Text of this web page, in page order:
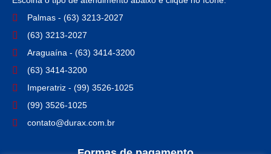
Palmas - (63) 3213-2027
(63) 3213-2027
Araguaína - (63) 3414-3200
(63) 3414-3200
Imperatriz - (99) 3526-1025
(99) 3526-1025
contato@durax.com.br